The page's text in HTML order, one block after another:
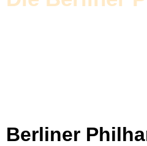
Berliner